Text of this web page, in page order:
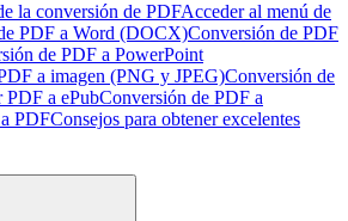
la conversión de PDFAcceder al menú de
PDF a Word (DOCX)Conversión de PDF
de PDF a PowerPoint
a imagen (PNG y JPEG)Conversión de
PDF a ePubConversión de PDF a
PDFConsejos para obtener excelentes